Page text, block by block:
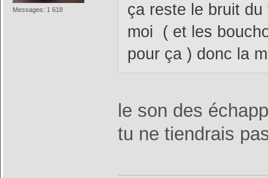
Messages: 1 618
ça reste le bruit
moi ( et les
pour ça ) donc la
le son des
tu ne tiendrais